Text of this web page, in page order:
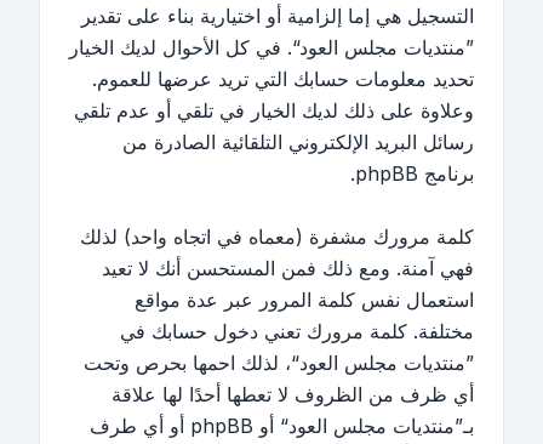
التسجيل هي إما إلزامية أو اختيارية بناء على تقدير
”منتديات مجلس العود“. في كل الأحوال لديك الخيار
تحديد معلومات حسابك التي تريد عرضها للعموم.
وعلاوة على ذلك لديك الخيار في تلقي أو عدم تلقي
رسائل البريد الإلكتروني التلقائية الصادرة من
برنامج phpBB.
كلمة مرورك مشفرة (معماه في اتجاه واحد) لذلك
فهي آمنة. ومع ذلك فمن المستحسن أنك لا تعيد
استعمال نفس كلمة المرور عبر عدة مواقع
مختلفة. كلمة مرورك تعني دخول حسابك في
”منتديات مجلس العود“، لذلك احمها بحرص وتحت
أي ظرف من الظروف لا تعطها أحدًا لها علاقة
بـ”منتديات مجلس العود“ أو phpBB أو أي طرف